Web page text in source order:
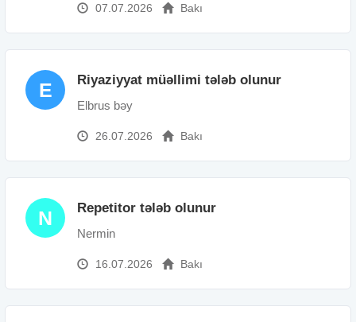
07.07.2026 Bakı
E Riyaziyyat müəllimi tələb olunur
Elbrus bəy
26.07.2026 Bakı
N Repetitor tələb olunur
Nermin
16.07.2026 Bakı